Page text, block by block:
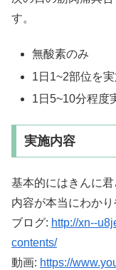
す。
無酸素のみ
1日1~2部位を
1日5~10分程度
実施内容
基本的にはきんに君
内容が本当にわかり
ブログ: http://xn--
contents/
動画: https://